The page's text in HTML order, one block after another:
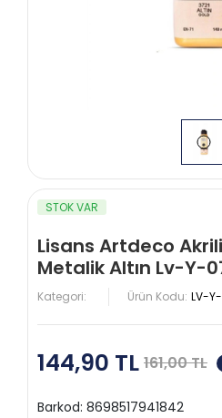
STOK VAR
Lisans Artdeco
Metalik Altın Lv-Y-
Kategori: Ürün Kodu: LV-
144,90 TL 161,00 TL
Barkod: 8698517941842